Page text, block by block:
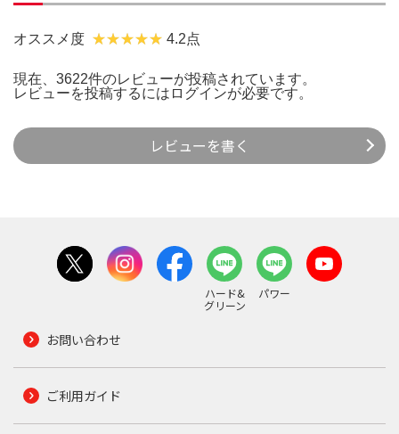
オススメ度 4.2点
現在、3622件のレビューが投稿されています。
レビューを投稿するには ログインが必要です。
レビューを書く
ハード&
グリーン
パワー
お問い合わせ
ご利用ガイド